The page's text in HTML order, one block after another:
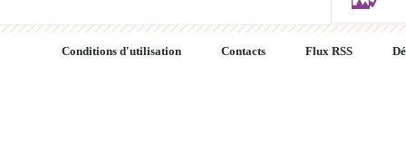
Conditions d'utilisation Contacts Flux RSS